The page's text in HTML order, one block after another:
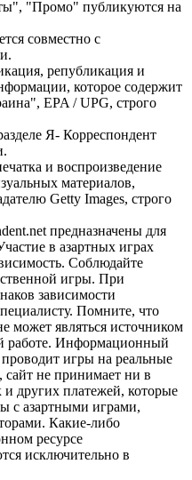
"Промо" публикуются на
совместно с
републикация и
которое содержит
EPA / UPG, строго
Я- Корреспондент
и воспроизведение
материалов,
Getty Images, строго
предназначены для
в азартных играх
Соблюдайте
игры. При
зависимости
Помните, что
может являться источником
работе. Информационный
игры на реальные
сайт не принимает ни в
и других платежей, которые
с азартными играми,
Какие-либо
ресурсе
исключительно в